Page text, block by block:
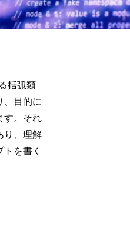
括弧類
、目的に
す。それ
り、理解
を書く